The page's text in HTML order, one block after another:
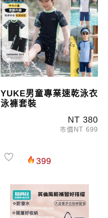
YUKE男童專業速乾泳衣
泳褲套裝
NT 380
市價NT 699
399